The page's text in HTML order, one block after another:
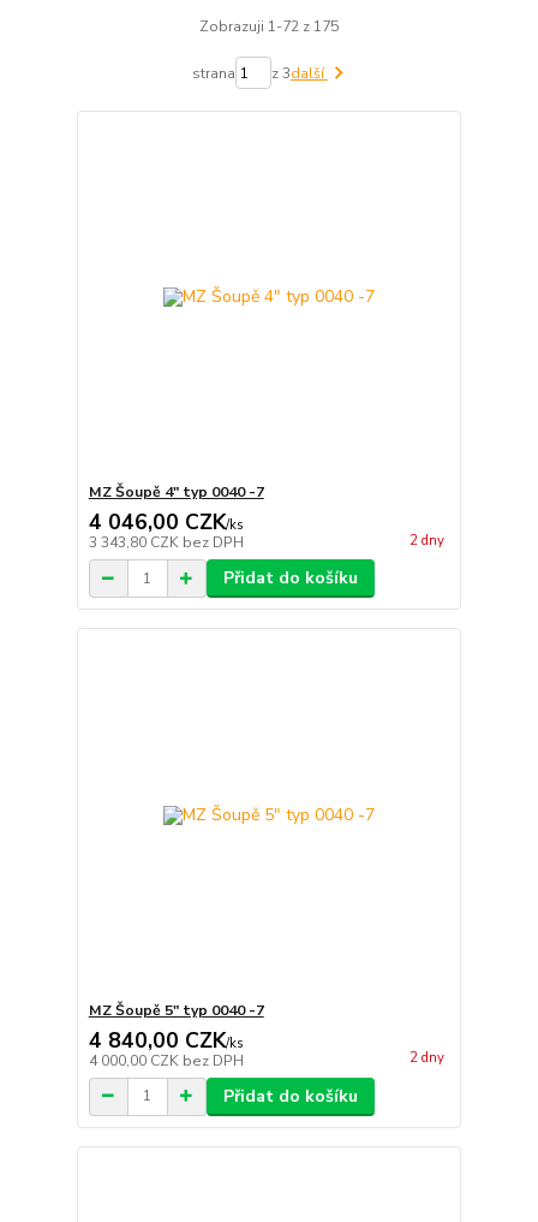
Zobrazuji 1-72 z 175
strana z 3další
MZ Šoupě 4" typ 0040 -7
4 046,00 CZK/ks
3 343,80 CZK bez DPH 2 dny
Přidat do košíku
MZ Šoupě 5" typ 0040 -7
4 840,00 CZK/ks
4 000,00 CZK bez DPH 2 dny
Přidat do košíku